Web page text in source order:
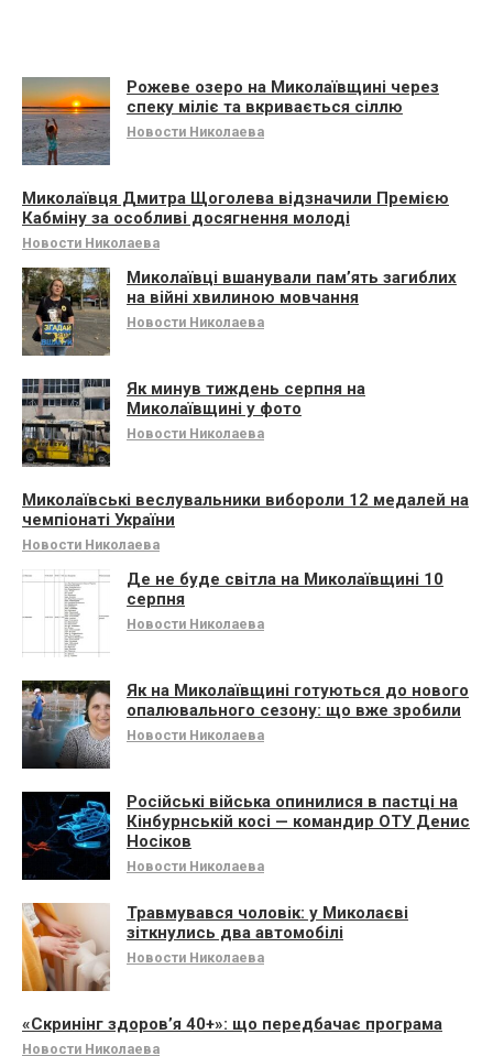
Рожеве озеро на Миколаївщині через
спеку міліє та вкривається сіллю
Новости Николаева
Миколаївця Дмитра Щоголева відзначили Премією
Кабміну за особливі досягнення молоді
Новости Николаева
Миколаївці вшанували памʼять загиблих
на війні хвилиною мовчання
Новости Николаева
Як минув тиждень серпня на
Миколаївщині у фото
Новости Николаева
Миколаївські веслувальники вибороли 12 медалей на
чемпіонаті України
Новости Николаева
Де не буде світла на Миколаївщині 10
серпня
Новости Николаева
Як на Миколаївщині готуються до нового
опалювального сезону: що вже зробили
Новости Николаева
Російські війська опинилися в пастці на
Кінбурнській косі — командир ОТУ Денис
Носіков
Новости Николаева
Травмувався чоловік: у Миколаєві
зіткнулись два автомобілі
Новости Николаева
«Скринінг здоров’я 40+»: що передбачає програма
Новости Николаева